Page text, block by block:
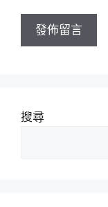
址
搜尋